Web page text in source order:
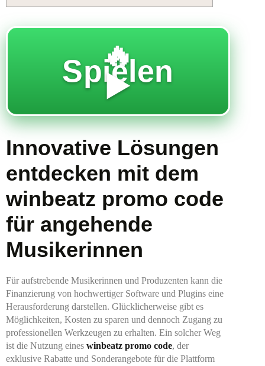
🔥
Spielen
▶️
Innovative Lösungen
entdecken mit dem
winbeatz promo code
für angehende
Musikerinnen
Für aufstrebende Musikerinnen und Produzenten kann die
Finanzierung von hochwertiger Software und Plugins eine
Herausforderung darstellen. Glücklicherweise gibt es
Möglichkeiten, Kosten zu sparen und dennoch Zugang zu
professionellen Werkzeugen zu erhalten. Ein solcher Weg
ist die Nutzung eines winbeatz promo code, der
exklusive Rabatte und Sonderangebote für die Plattform